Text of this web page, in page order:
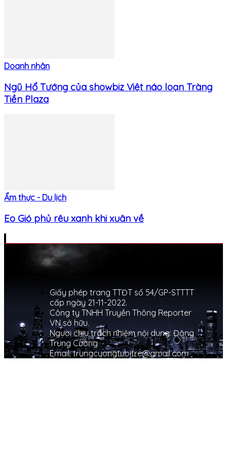
Doanh nhân
​​​​Ngũ Hổ Tướng của showbiz Việt náo loạn Tràng
Tiền Plaza
Ẩm thực - Du lịch
Eo Gió phủ rêu xanh khi xuân về
Giấy phép trang TTĐT số 54/GP-STTTT
cấp ngày 21-11-2022.
Công ty TNHH Truyền Thông Reporter
VN sở hữu.
Người chịu trách nhiệm nội dung: Đặng
Trung Cường
Email: trungcuongtuoitre@gmail.com